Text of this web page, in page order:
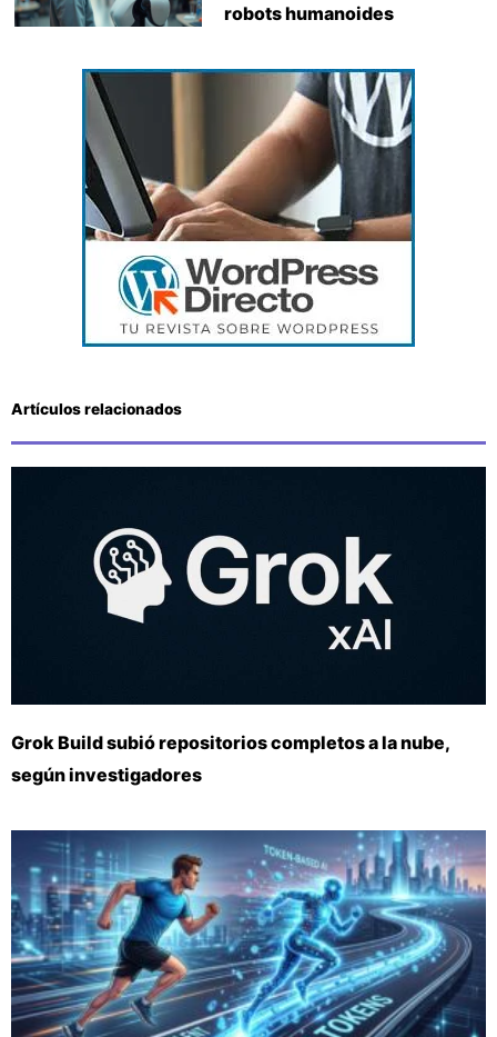
robots humanoides
Artículos relacionados
Grok Build subió repositorios completos a la nube,
según investigadores